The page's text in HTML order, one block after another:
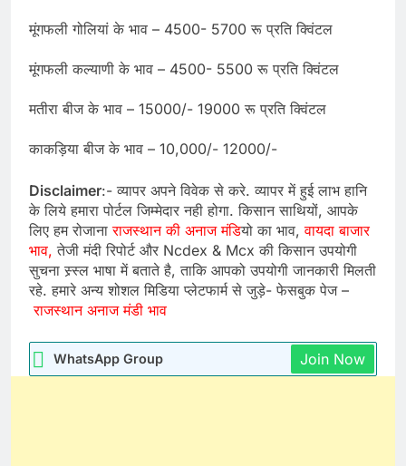
मूंगफली गोलियां के भाव – 4500- 5700 रू प्रति क्विंटल
मूंगफली कल्याणी के भाव – 4500- 5500 रू प्रति क्विंटल
मतीरा बीज के भाव – 15000/- 19000 रू प्रति क्विंटल
काकड़िया बीज के भाव – 10,000/- 12000/-
Disclaimer:- व्यापर अपने विवेक से करे. व्यापर में हुई लाभ हानि
के लिये हमारा पोर्टल जिम्मेदार नही होगा. किसान साथियों, आपके
लिए हम रोजानाराजस्थान की अनाज मंडियो का भाव, वायदा बाजार
भाव, तेजी मंदी रिपोर्ट और Ncdex & Mcx की किसान उपयोगी
सुचना स्र्स्ल भाषा में बताते है, ताकि आपको उपयोगी जानकारी मिलती
रहे. हमारे अन्य शोशल मिडिया प्लेटफार्म से जुड़े- फेसबुक पेज –
राजस्थान अनाज मंडी भाव
WhatsApp Group Join Now